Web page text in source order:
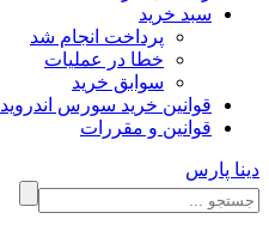
سبد خرید
پرداخت انجام شد
خطا در عملیات
سوابق خرید
قوانین خرید سورس اندروید
قوانین و مقررات
دینا پارس